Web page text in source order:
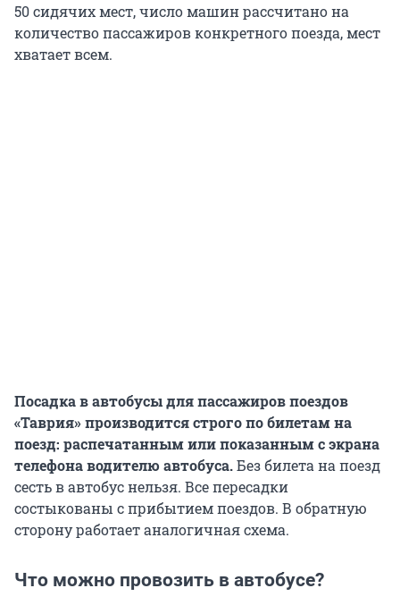
50 сидячих мест, число машин рассчитано на
количество пассажиров конкретного поезда, мест
хватает всем.
Посадка в автобусы для пассажиров поездов
«Таврия» производится строго по билетам на
поезд: распечатанным или показанным с экрана
телефона водителю автобуса.Без билета на поезд
сесть в автобус нельзя. Все пересадки
состыкованы с прибытием поездов. В обратную
сторону работает аналогичная схема.
Что можно провозить в автобусе?